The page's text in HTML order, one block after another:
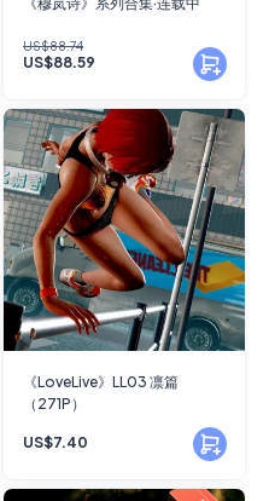
US$88.74
US$88.59
《LoveLive》LL03 凛篇
（271P）
US$7.40